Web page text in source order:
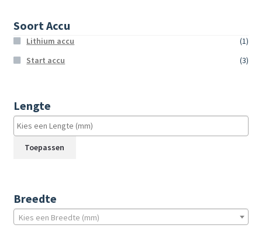
Soort Accu
Lithium accu
(1)
Start accu
(3)
Lengte
Toepassen
Breedte
Kies een Breedte (mm)